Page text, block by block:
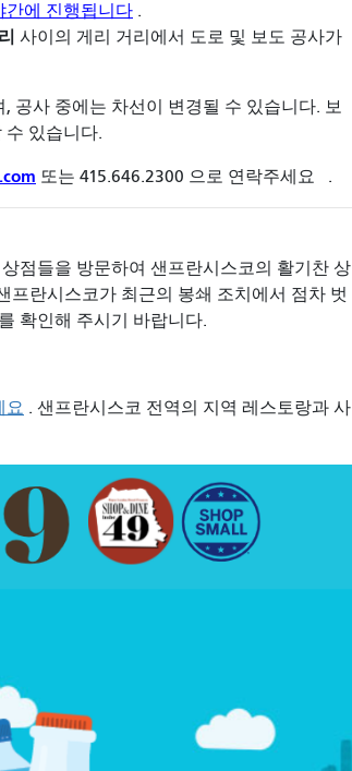
간에 진행됩니다 .
사이의 게리 거리에서 도로 및 보도 공사가
공사 중에는 차선이 변경될 수 있습니다. 보
수 있습니다.
또는 415.646.2300 으로 연락주세요 .
점들을 방문하여 샌프란시스코의 활기찬 상
프란시스코가 최근의 봉쇄 조치에서 점차 벗
확인해 주시기 바랍니다.
요 . 샌프란시스코 전역의 지역 레스토랑과 사